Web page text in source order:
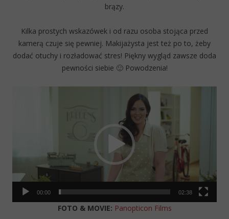
brązy.
Kilka prostych wskazówek i od razu osoba stojąca przed
kamerą czuje się pewniej. Makijażysta jest też po to, żeby
dodać otuchy i rozładować stres! Piękny wygląd zawsze doda
pewności siebie 🙂 Powodzenia!
00:00 02:38
FOTO & MOVIE: Panopticon Films